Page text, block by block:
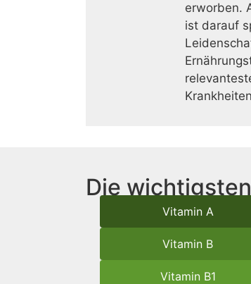
erworben.
ist darauf
Die
Vitamin A
Vitamin B
Vitamin B1